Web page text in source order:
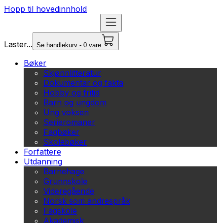
Hopp til hovedinnhold
Laster... Se handlekurv - 0 vare
Bøker
Skjønnlitteratur
Dokumentar og fakta
Hobby og fritid
Barn og ungdom
Ung voksen
Serieromaner
Fagbøker
Skolebøker
Forfattere
Utdanning
Barnehage
Grunnskole
Videregående
Norsk som andrespråk
Fagskole
Akademisk